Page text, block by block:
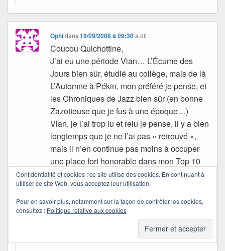
Ophidans19/09/2008 à 09:30 a dit :
Coucou Quichottine,
J’ai eu une période Vian… L’Écume des
Jours bien sûr, étudié au collège, mais de là
L’Automne à Pékin, mon préféré je pense, et
les Chroniques de Jazz bien sûr (en bonne
Zazotteuse que je fus à une époque…)
Vian, je l’ai trop lu et relu je pense, il y a bien
longtemps que je ne l’ai pas « retrouvé »,
mais il n’en continue pas moins à occuper
une place fort honorable dans mon Top 10
personnel des auteurs !
Gros bisous et merci de ta fidélité — à
bientôt, Quicho !
a dit :
Confidentialité et cookies : ce site utilise des cookies. En continuant à
utiliser ce site Web, vous acceptez leur utilisation.
Pour en savoir plus, notamment sur la façon de contrôler les cookies,
consultez : Politique relative aux cookies